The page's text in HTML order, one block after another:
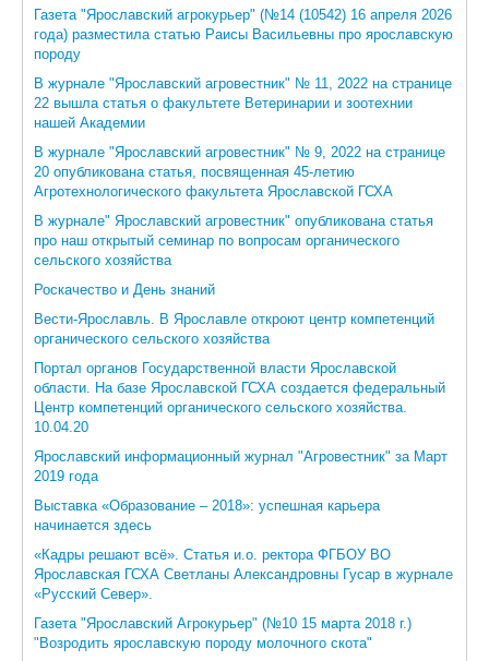
КОНКУРСНЫЕ СПИСКИ
СПИСКИ ПОСТУПАЮЩИХ
ПОДГОТОВИТЕЛЬНОЕ ОТДЕЛЕНИЕ ДЛЯ ИНОСТРАНЦЕВ
ВЫПУСКНИКУ
ПРИКАЗЫ О ЗАЧИСЛЕНИИ
ЦЕНТР КОМПЕТЕНЦИЙ
НОВОСТИ
ОБРАЗОВАНИЕ
ЦКП АГРОТЕХНОЛОГИИ
НАЦИОНАЛЬНЫЕ ПРОЕКТЫ РОССИИ
МАСТЕР-КЛАССЫ
ЕДИНОЕ ОКНО
НАУКА И МЕЖДУНАРОДНАЯ ДЕЯТЕЛЬНОСТЬ
СТИПЕНДИАЛЬНЫЕ ПРОГРАММЫ
ПРОТИВОДЕЙСТВИЕ ТЕРРОРИЗМУ
Газета "Ярославский агрокурьер" (№14 (10542) 16 апреля 2026
года) разместила статью Раисы Васильевны про ярославскую
породу
В журнале "Ярославский агровестник" № 11, 2022 на странице
22 вышла статья о факультете Ветеринарии и зоотехнии
нашей Академии
В журнале "Ярославский агровестник" № 9, 2022 на странице
20 опубликована статья, посвященная 45-летию
Агротехнологического факультета Ярославской ГСХА
В журнале" Ярославский агровестник" опубликована статья
про наш открытый семинар по вопросам органического
сельского хозяйства
Роскачество и День знаний
Вести-Ярославль. В Ярославле откроют центр компетенций
органического сельского хозяйства
Портал органов Государственной власти Ярославской
области. На базе Ярославской ГСХА создается федеральный
Центр компетенций органического сельского хозяйства.
10.04.20
Ярославский информационный журнал "Агровестник" за Март
2019 года
Выставка «Образование – 2018»: успешная карьера
начинается здесь
«Кадры решают всё». Статья и.о. ректора ФГБОУ ВО
Ярославская ГСХА Светланы Александровны Гусар в журнале
«Русский Север».
Газета "Ярославский Агрокурьер" (№10 15 марта 2018 г.)
"Возродить ярославскую породу молочного скота"
Электронные СМИ